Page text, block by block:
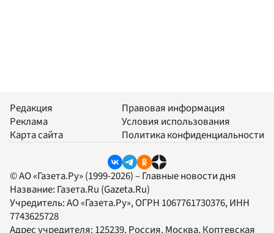
Редакция
Реклама
Карта сайта
Правовая информация
Условия использования
Политика конфиденциальности
© АО «Газета.Ру» (1999-2026) – Главные новости дня
Название: Газета.Ru (Gazeta.Ru)
Учредитель:АО «Газета.Ру», ОГРН 1067761730376, ИНН
7743625728
Адрес учредителя: 125239, Россия, Москва, Коптевская